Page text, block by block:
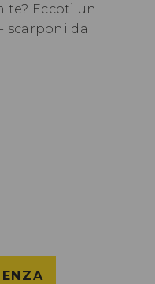
te? Eccoti un
scarponi da